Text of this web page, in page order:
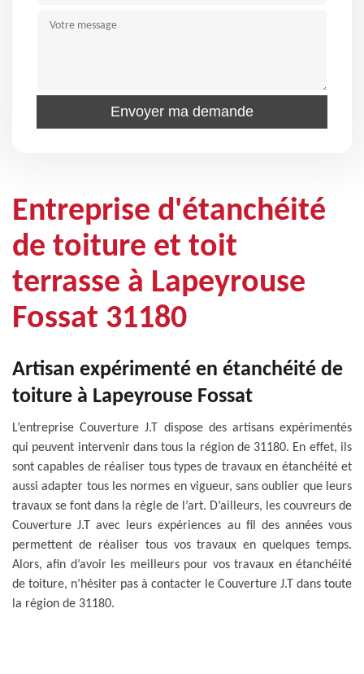
Entreprise d'étanchéité
de toiture et toit
terrasse à Lapeyrouse
Fossat 31180
Artisan expérimenté en étanchéité de
toiture à Lapeyrouse Fossat
L’entreprise Couverture J.T dispose des artisans expérimentés
qui peuvent intervenir dans tous la région de 31180. En effet, ils
sont capables de réaliser tous types de travaux en étanchéité et
aussi adapter tous les normes en vigueur, sans oublier que leurs
travaux se font dans la règle de l’art. D’ailleurs, les couvreurs de
Couverture J.T avec leurs expériences au fil des années vous
permettent de réaliser tous vos travaux en quelques temps.
Alors, afin d’avoir les meilleurs pour vos travaux en étanchéité
de toiture, n’hésiter pas à contacter le Couverture J.T dans toute
la région de 31180.